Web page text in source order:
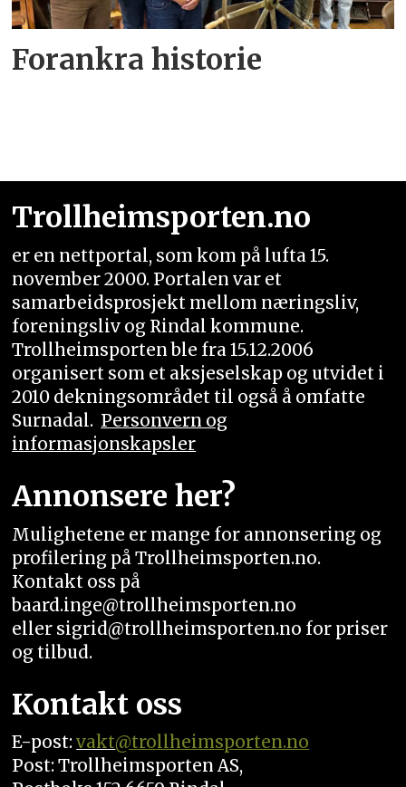
Forankra historie
Trollheimsporten.no
er en nettportal, som kom på lufta 15.
november 2000. Portalen var et
samarbeidsprosjekt mellom næringsliv,
foreningsliv og Rindal kommune.
Trollheimsporten ble fra 15.12.2006
organisert som et aksjeselskap og utvidet i
2010 dekningsområdet til også å omfatte
Surnadal. Personvern og
informasjonskapsler
Annonsere her?
Mulighetene er mange for annonsering og
profilering på Trollheimsporten.no.
Kontakt oss på
baard.inge@trollheimsporten.no
eller sigrid@trollheimsporten.no for priser
og tilbud.
Kontakt oss
E-post:vakt@trollheimsporten.no
Post: Trollheimsporten AS,